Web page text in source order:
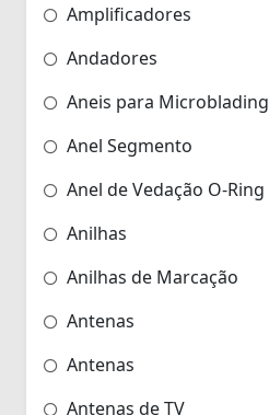
Amplificadores
Andadores
Aneis para Microblading
Anel Segmento
Anel de Vedação O-Ring
Anilhas
Anilhas de Marcação
Antenas
Antenas
Antenas de TV